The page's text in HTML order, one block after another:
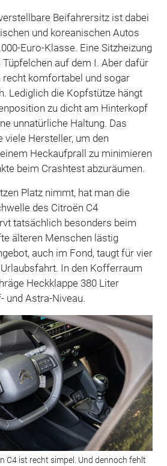
Beifahrersitz ist dabei
und koreanischen Autos
Euro-Klasse. Eine Sitzheizung
auf dem I. Aber dafür
recht komfortabel und sogar
Lediglich die Kopfstütze hängt
zu dicht am Hinterkopf
unnatürliche Haltung. Das
Hersteller, um den
Heckaufprall zu minimieren
beim Crashtest abzuräumen.
Platz nimmt, hat man die
des Citroën C4
tatsächlich besonders beim
älteren Menschen lästig
auch im Fond, taugt für vier
In den Kofferraum
Heckklappe 380 Liter
und Astra-Niveau.
C4 ist recht simpel. Und dennoch fehlt